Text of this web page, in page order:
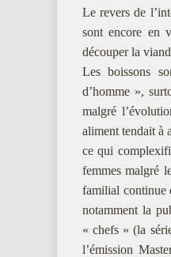
Le revers de
sont encore en
découper la
Les boissons
d’homme »,
malgré
aliment tendait à
ce qui
femmes malgré
familial continue
notamment la
« chefs » (la
l’émission